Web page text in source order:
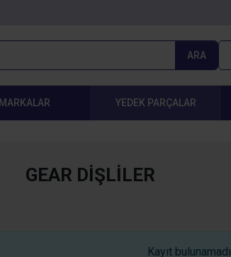
ARA
MARKALAR YEDEK PARÇALAR
GEAR DİŞLİLER
Kayıt bulunamadı